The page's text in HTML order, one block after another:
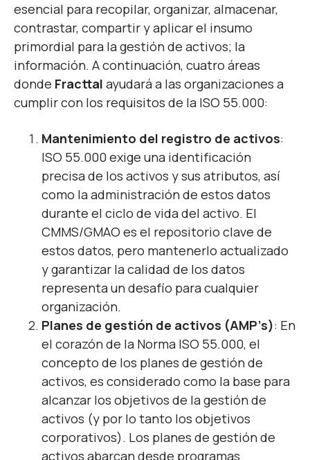
esencial para recopilar, organizar, almacenar,
contrastar, compartir y aplicar el insumo
primordial para la gestión de activos; la
información. A continuación, cuatro áreas
donde Fracttal ayudará a las organizaciones a
cumplir con los requisitos de la ISO 55.000:
Mantenimiento del registro de activos:
ISO 55.000 exige una identificación
precisa de los activos y sus atributos, así
como la administración de estos datos
durante el ciclo de vida del activo. El
CMMS/GMAO es el repositorio clave de
estos datos, pero mantenerlo actualizado
y garantizar la calidad de los datos
representa un desafío para cualquier
organización.
Planes de gestión de activos (AMP’s): En
el corazón de la Norma ISO 55.000, el
concepto de los planes de gestión de
activos, es considerado como la base para
alcanzar los objetivos de la gestión de
activos (y por lo tanto los objetivos
corporativos). Los planes de gestión de
activos abarcan desde programas